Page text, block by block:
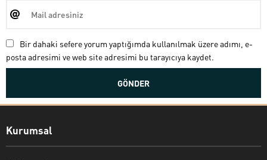
Bir dahaki sefere yorum yaptığımda kullanılmak üzere adımı, e-
posta adresimi ve web site adresimi bu tarayıcıya kaydet.
Kurumsal